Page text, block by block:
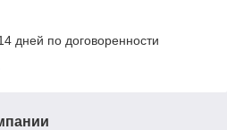
дней по договоренности